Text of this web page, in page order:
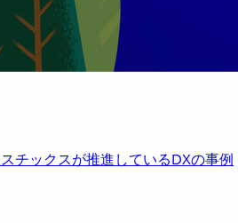
チックスが推進しているDXの事例